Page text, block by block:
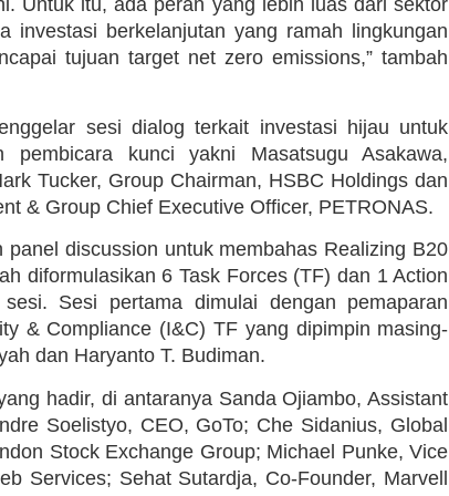
Untuk itu, ada peran yang lebih luas dari sektor
investasi berkelanjutan yang ramah lingkungan
tujuan target net zero emissions,” tambah
sesi dialog terkait investasi hijau untuk
kunci yakni Masatsugu Asakawa,
Tucker, Group Chairman, HSBC Holdings dan
& Group Chief Executive Officer, PETRONAS.
discussion untuk membahas Realizing B20
diformulasikan 6 Task Forces (TF) dan 1 Action
Sesi pertama dimulai dengan pemaparan
& Compliance (I&C) TF yang dipimpin masing-
dan Haryanto T. Budiman.
hadir, di antaranya Sanda Ojiambo, Assistant
Soelistyo, CEO, GoTo; Che Sidanius, Global
Stock Exchange Group; Michael Punke, Vice
Services; Sehat Sutardja, Co-Founder, Marvell